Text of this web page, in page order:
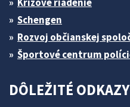
Schengen
Rozvoj občianskej
Športové centrum
DÔLEŽITÉ ODKAZY